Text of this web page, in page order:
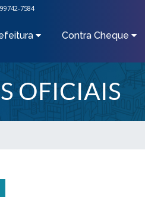
7584
Contra Cheque
OFICIAIS